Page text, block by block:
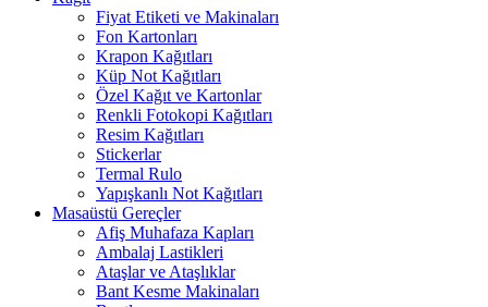
Fiyat Etiketi ve Makinaları
Fon Kartonları
Krapon Kağıtları
Küp Not Kağıtları
Özel Kağıt ve Kartonlar
Renkli Fotokopi Kağıtları
Resim Kağıtları
Stickerlar
Termal Rulo
Yapışkanlı Not Kağıtları
Masaüstü Gereçler
Afiş Muhafaza Kapları
Ambalaj Lastikleri
Ataşlar ve Ataşlıklar
Bant Kesme Makinaları